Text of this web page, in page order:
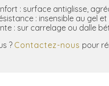
: surface antiglisse,
: insensible au gel
: sur carrelage ou dalle
? Contactez-nous pour